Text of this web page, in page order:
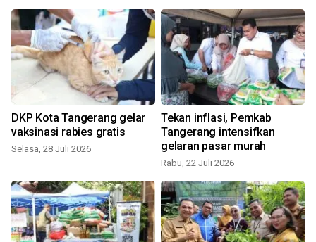
DKP Kota Tangerang gelar
vaksinasi rabies gratis
Selasa, 28 Juli 2026
Tekan inflasi, Pemkab
Tangerang intensifkan
gelaran pasar murah
Rabu, 22 Juli 2026